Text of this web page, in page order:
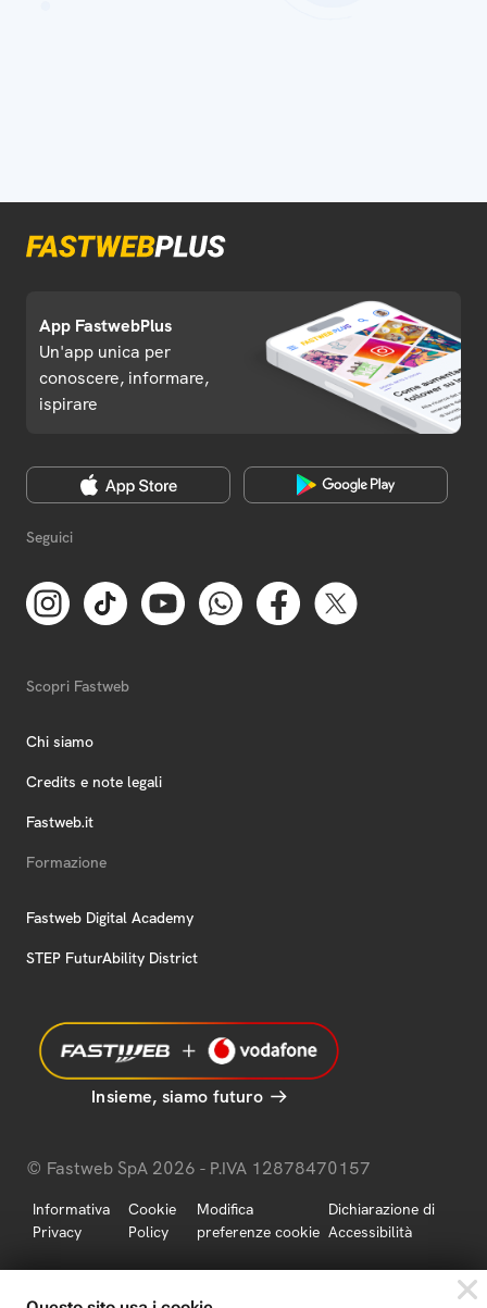
App FastwebPlus
Un'app unica per
conoscere, informare,
ispirare
Seguici
Scopri Fastweb
Chi siamo
Credits e note legali
Fastweb.it
Formazione
Fastweb Digital Academy
STEP FuturAbility District
Insieme, siamo futuro
© Fastweb SpA 2026 - P.IVA 12878470157
Informativa
Privacy
Cookie
Policy
Modifica
preferenze cookie
Dichiarazione di
Accessibilità